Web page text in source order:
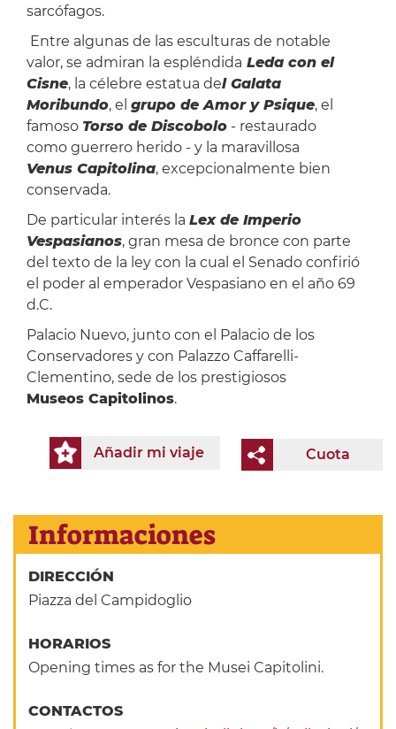
sarcófagos.
Entre algunas de las esculturas de notable
valor, se admiran la espléndida Leda con el
Cisne, la célebre estatua del Galata
Moribundo, el grupo de Amor y Psique, el
famoso Torso de Discobolo- restaurado
como guerrero herido - y la maravillosa
Venus Capitolina, excepcionalmente bien
conservada.
De particular interés la Lex de Imperio
Vespasianos, gran mesa de bronce con parte
del texto de la ley con la cual el Senado confirió
el poder al emperador Vespasiano en el año 69
d.C.
Palacio Nuevo, junto con el Palacio de los
Conservadores y con Palazzo Caffarelli-
Clementino, sede de los prestigiosos
Museos Capitolinos.
Cuota
Añadir mi viaje
Informaciones
DIRECCIÓN
Piazza del Campidoglio
HORARIOS
Opening times as for the Musei Capitolini.
CONTACTOS